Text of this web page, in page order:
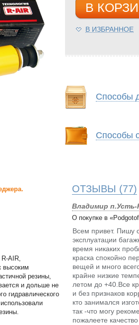
AIR,
высоким
резины,
и дольше не
гидравлического
В
В ИЗБРАННОЕ
Способы
Способы
ОТЗЫВЫ (77)
Владимир
О покупке в
Всем привет. Пишу
эксплуатации
время никаких
краска спокойно
вещей и много
крайне низкие
летом до +40.Все
и без признаков
кто занимался
так -что могу
пожалеете